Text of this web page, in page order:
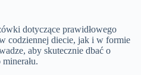
dotyczące prawidłowego
codziennej diecie, jak i w formie
aby skutecznie dbać o